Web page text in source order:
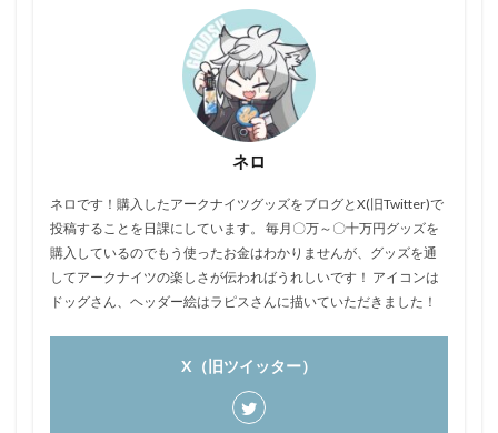
ネロ
ネロです！購入したアークナイツグッズをブログとX(旧Twitter)で
投稿することを日課にしています。 毎月〇万～〇十万円グッズを
購入しているのでもう使ったお金はわかりませんが、グッズを通
してアークナイツの楽しさが伝わればうれしいです！ アイコンは
ドッグさん、ヘッダー絵はラピスさんに描いていただきました！
X（旧ツイッター）